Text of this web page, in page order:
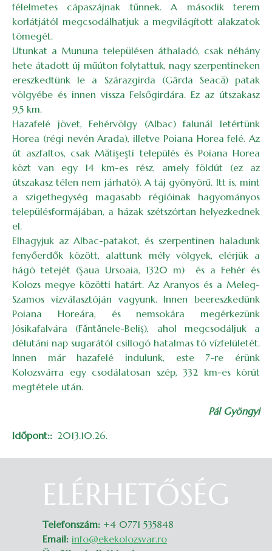
félelmetes cápaszájnak tűnnek. A második terem
korlátjától megcsodálhatjuk a megvilágított alakzatok
tömegét.
Utunkat a Mununa településen áthaladó, csak néhány
hete átadott új műúton folytattuk, nagy szerpentineken
ereszkedtünk le a Szárazgirda (Gârda Seacă) patak
völgyébe és innen vissza Felsőgirdára. Ez az útszakasz
9,5 km.
Hazafelé jövet, Fehérvölgy (Albac) falunál letértünk
Horea (régi nevén Arada), illetve Poiana Horea felé. Az
út aszfaltos, csak Mătişeşti település és Poiana Horea
közt van egy 14 km-es rész, amely földút (ez az
útszakasz télen nem járható). A táj gyönyörű. Itt is, mint
a szigethegység magasabb régióinak hagyományos
településformájában, a házak szétszórtan helyezkednek
el.
Elhagyjuk az Albac-patakot, és szerpentinen haladunk
fenyőerdők között, alattunk mély völgyek, elérjük a
hágó tetejét (Şaua Ursoaia, 1320 m) és a Fehér és
Kolozs megye közötti határt. Az Aranyos és a Meleg-
Szamos vízválasztóján vagyunk. Innen beereszkedünk
Poiana Horeára, és nemsokára megérkezünk
Jósikafalvára (Făntănele-Beliş), ahol megcsodáljuk a
délutáni nap sugarától csillogó hatalmas tó vízfelületét.
Innen már hazafelé indulunk, este 7-re érünk
Kolozsvárra egy csodálatosan szép, 332 km-es körút
megtétele után.
Pál Gyöngyi
Időpont:
2013.10.26.
ELÉRHETŐSÉG
Telefonszám: +4 0771 535848
Email: info@ekekolozsvar.ro